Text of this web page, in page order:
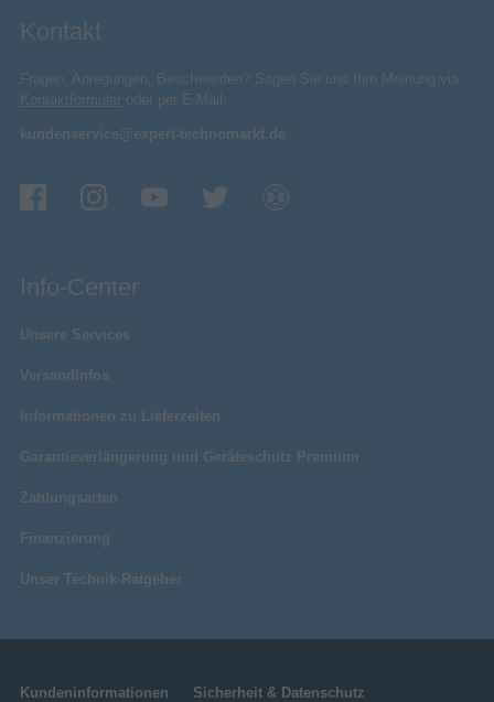
Kontakt
Fragen, Anregungen, Beschwerden? Sagen Sie uns Ihre Meinung via
Kontaktformular oder per E-Mail:
kundenservice@expert-technomarkt.de
Info-Center
Unsere Services
Versandinfos
Informationen zu Lieferzeiten
Garantieverlängerung und Geräteschutz Premium
Zahlungsarten
Finanzierung
Unser Technik-Ratgeber
Kundeninformationen Sicherheit & Datenschutz